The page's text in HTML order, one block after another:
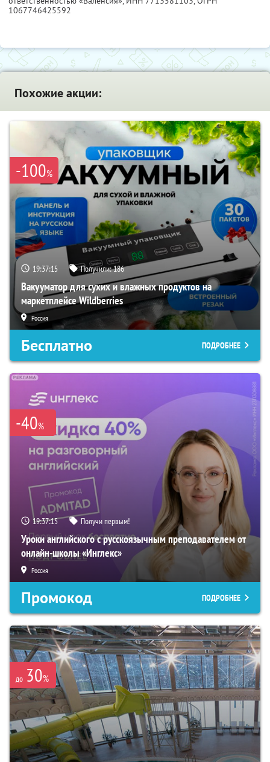
1067746425592
Похожие акции:
-100%
19:37:14 Получили:186
Вакууматор для сухих и влажных продуктов на
маркетплейсе Wildberries
Россия
Бесплатно ПОДРОБНЕЕ
-40%
19:37:14 Получи первым!
Уроки английского с русскоязычным преподавателем от
онлайн-школы «Инглекс»
Россия
Промокод ПОДРОБНЕЕ
до 30%